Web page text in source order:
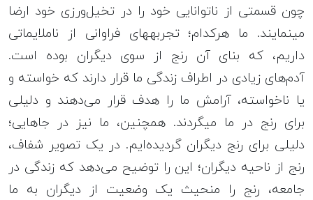
چون قسمتی از ناتوانایی خود را در تخیل‌ورزی خود ارضا
می‎نمایند. ما هرکدام؛ تجربه‎های فراوانی از ناملایماتی
داریم، که بنای آن رنج از سوی دیگران بوده است.
آدم‌های زیادی در اطراف زندگی ما قرار دارند که خواسته و
یا ناخواسته، آرامش ما را هدف قرار می‌دهند و دلیلی
برای رنج در ما می‎گردند. همچنین، ما نیز در جاهایی؛
دلیلی برای رنج دیگران گردیده‌ایم. در یک تصویر شفاف،
رنج از ناحیه دیگران؛ این را توضیح می‌دهد که زندگی در
جامعه، رنج را منحیث یک وضعیت از دیگران به ما